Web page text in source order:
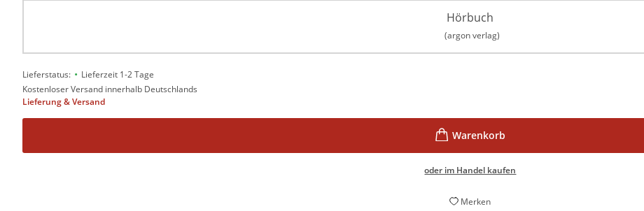
Hörbuch
(argon verlag)
Lieferstatus: • Lieferzeit 1-2 Tage
Kostenloser Versand innerhalb Deutschlands
Lieferung & Versand
oder im Handel kaufen
Merken